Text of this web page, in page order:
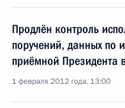
Продлён контроль
поручений, данных по
приёмной Президента
1 февраля 2012 года, 13:00